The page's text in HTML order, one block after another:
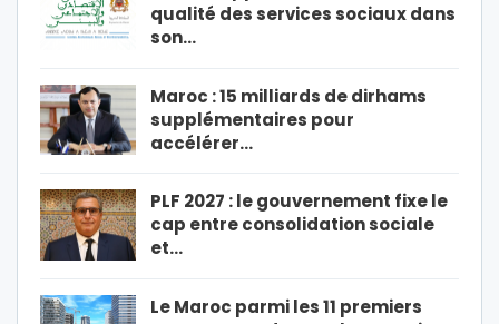
qualité des services sociaux dans
son…
Maroc : 15 milliards de dirhams
supplémentaires pour
accélérer…
PLF 2027 : le gouvernement fixe le
cap entre consolidation sociale
et…
Le Maroc parmi les 11 premiers